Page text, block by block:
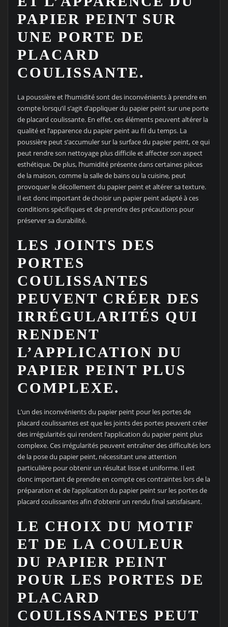
PAPIER PEINT SUR
UNE PORTE DE
PLACARD
COULISSANTE.
La poussière et l’humidité sont des inconvénients à prendre en
compte lorsqu’il s’agit d’appliquer du papier peint sur une porte
de placard coulissante. En effet, ces éléments peuvent altérer la
qualité et l’apparence du papier peint au fil du temps. La
poussière peut s’accumuler sur la surface du papier peint, ce qui
peut rendre son nettoyage plus difficile et affecter son aspect
esthétique. De plus, l’humidité présente dans certaines pièces
de la maison, comme la salle de bains ou la cuisine, peut
provoquer le décollement du papier peint et altérer sa texture.
Il est donc important de choisir un papier peint adapté à ces
conditions spécifiques et de prendre des précautions pour
préserver sa durabilité.
LES JOINTS DES
PORTES
COULISSANTES
PEUVENT CRÉER DES
IRRÉGULARITÉS QUI
RENDENT
L’APPLICATION DU
PAPIER PEINT PLUS
COMPLEXE.
L’un des inconvénients du papier peint pour les portes de
placard coulissantes est que les joints des portes peuvent créer
des irrégularités qui rendent l’application du papier peint plus
complexe. Ces irrégularités peuvent entraîner des difficultés lors
de la pose du papier peint, nécessitant une attention
particulière pour obtenir un résultat lisse et uniforme. Il est
donc important de prendre en compte ces contraintes lors de la
préparation et de l’application du papier peint sur les portes de
placard coulissantes afin d’obtenir un rendu final satisfaisant.
LE CHOIX DU MOTIF
ET DE LA COULEUR
DU PAPIER PEINT
POUR LES PORTES DE
PLACARD
COULISSANTES PEUT